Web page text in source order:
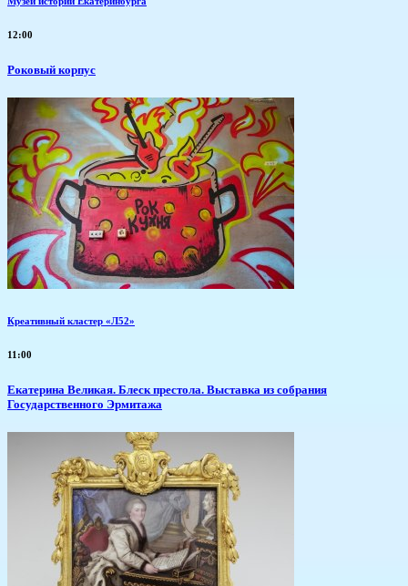
12:00
Роковый корпус
Креативный кластер «Л52»
11:00
Екатерина Великая. Блеск престола. Выставка из собрания
Государственного Эрмитажа